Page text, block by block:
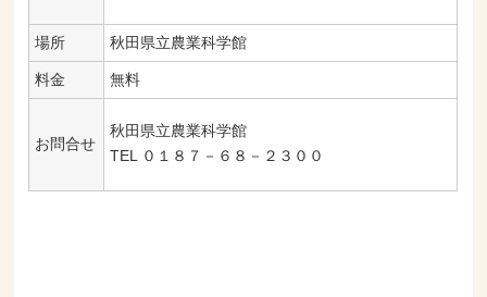
場所 秋田県立農業科学館
料金 無料
お問合せ
秋田県立農業科学館
TEL ０１８７－６８－２３００